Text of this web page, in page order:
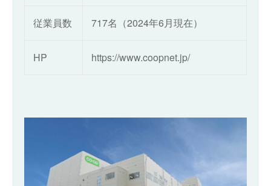
従業員数 717名（2024年6月現在）
HP https://www.coopnet.jp/